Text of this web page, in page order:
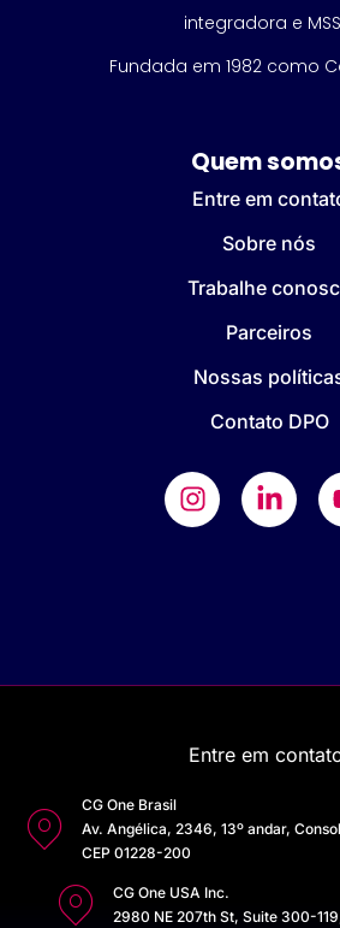
integradora e
Fundada em 1982 como
Quem
Entre em
Sobre nós
Trabalhe
Parceiros
Nossas
Contato DPO
Entre em
CG One Brasil
Av. Angélica, 2346, 13º andar,
CEP 01228-200
CG One USA Inc.
2980 NE 207th St, Suite 300-